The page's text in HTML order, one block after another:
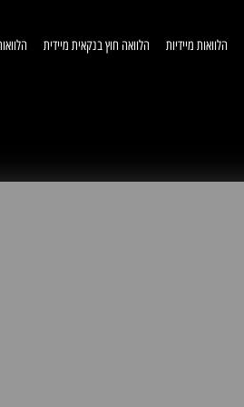
הלוואות מיידיות הלוואה חוץ בנקאית מיידית